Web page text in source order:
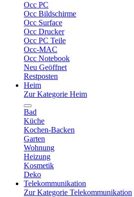
Occ PC
Occ Bildschirme
Occ Surface
Occ Drucker
Occ PC Teile
Occ-MAC
Occ Notebook
Neu Geöffnet
Restposten
Heim
Zur Kategorie Heim
Bad
Küche
Kochen-Backen
Garten
Wohnung
Heizung
Kosmetik
Deko
Telekommunikation
Zur Kategorie Telekommunikation